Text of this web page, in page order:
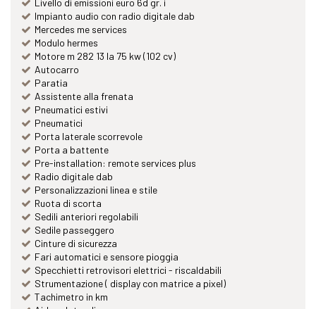
Livello di emissioni euro 6d gr. i
Impianto audio con radio digitale dab
Mercedes me services
Modulo hermes
Motore m 282 13 la 75 kw (102 cv)
Autocarro
Paratia
Assistente alla frenata
Pneumatici estivi
Pneumatici
Porta laterale scorrevole
Porta a battente
Pre-installation: remote services plus
Radio digitale dab
Personalizzazioni linea e stile
Ruota di scorta
Sedili anteriori regolabili
Sedile passeggero
Cinture di sicurezza
Fari automatici e sensore pioggia
Specchietti retrovisori elettrici - riscaldabili
Strumentazione ( display con matrice a pixel)
Tachimetro in km